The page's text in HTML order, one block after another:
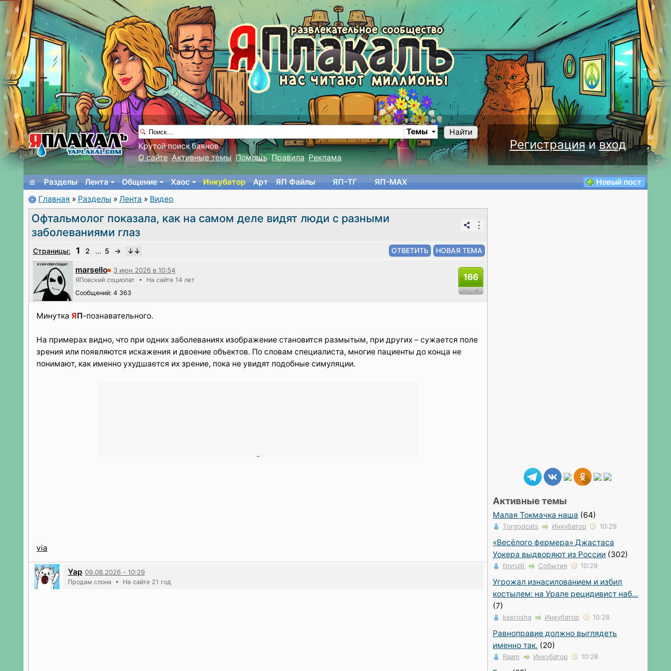
Регистрацияивход
Найти
Темы
Крутой поиск баянов
О сайте Активные темы Помощь Правила Реклама
Разделы Лента Общение Хаос Инкубатор Арт ЯП Файлы ЯП-TГ ЯП-MAX
Новый пост
Главная » Разделы » Лента » Видео
Офтальмолог показала, как на самом деле видят люди с разными
заболеваниями глаз
⋮
Страницы: 1 2 ... 5 →
marsello 3 июн 2026 в 10:54
ЯПовский социопат • На сайте 14 лет
Сообщений: 4 363
166
Минутка ЯП-познавательного.
На примерах видно, что при одних заболеваниях изображение становится размытым, при других – сужается поле
зрения или появляются искажения и двоение объектов. По словам специалиста, многие пациенты до конца не
понимают, как именно ухудшается их зрение, пока не увидят подобные симуляции.
via
Yap 09.08.2026 - 10:29
Продам слона • На сайте 21 год
Активные темы
Малая Токмачка наша (64)
Torgodcats Инкубатор 10:29
«Весёлого фермера» Джастаса
Уокера выдворяют из России (302)
fpvrulit События 10:29
Угрожал изнасилованием и избил
костылем: на Урале рецидивист наб...
(7)
kserosha Инкубатор 10:28
Равноправие должно выглядеть
именно так. (20)
Raam Инкубатор 10:28